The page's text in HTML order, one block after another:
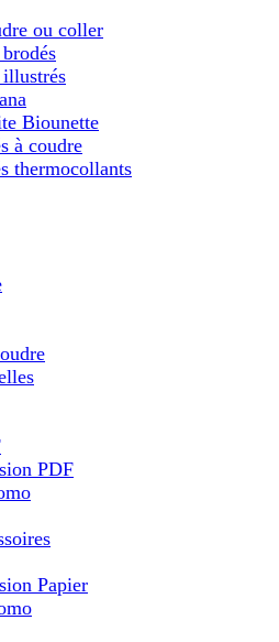
ou coller
Biounette
à coudre
thermocollants
PDF
Papier